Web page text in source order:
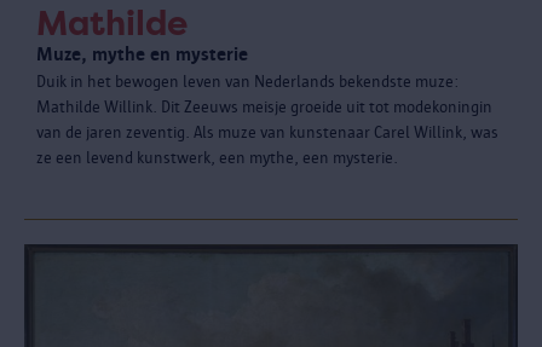
Mathilde
Muze, mythe en mysterie
Duik in het bewogen leven van Nederlands bekendste muze:
Mathilde Willink. Dit Zeeuws meisje groeide uit tot modekoningin
van de jaren zeventig. Als muze van kunstenaar Carel Willink, was
ze een levend kunstwerk, een mythe, een mysterie.